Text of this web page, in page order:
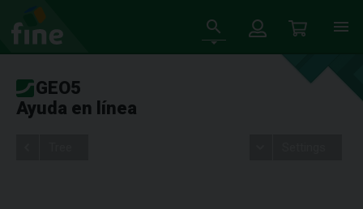
GEO5
Ayuda en línea